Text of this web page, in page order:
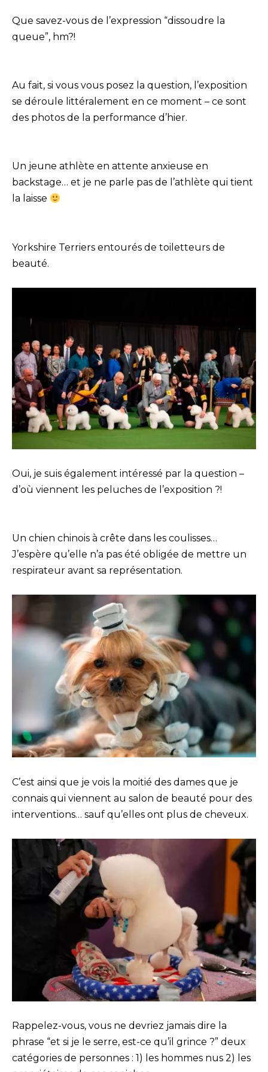
Que savez-vous de l’expression “dissoudre la
queue”, hm?!
Au fait, si vous vous posez la question, l’exposition
se déroule littéralement en ce moment – ce sont
des photos de la performance d’hier.
Un jeune athlète en attente anxieuse en
backstage… et je ne parle pas de l’athlète qui tient
la laisse
Yorkshire Terriers entourés de toiletteurs de
beauté.
Oui, je suis également intéressé par la question –
d’où viennent les peluches de l’exposition ?!
Un chien chinois à crête dans les coulisses…
J’espère qu’elle n’a pas été obligée de mettre un
respirateur avant sa représentation.
C’est ainsi que je vois la moitié des dames que je
connais qui viennent au salon de beauté pour des
interventions… sauf qu’elles ont plus de cheveux.
Rappelez-vous, vous ne devriez jamais dire la
phrase “et si je le serre, est-ce qu’il grince ?” deux
catégories de personnes : 1) les hommes nus 2) les